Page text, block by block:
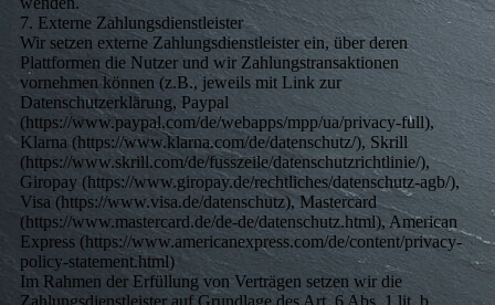
7. Externe Zahlungsdienstleister
Wir setzen externe Zahlungsdienstleister ein, über deren
Plattformen die Nutzer und wir Zahlungstransaktionen
vornehmen können (z.B., jeweils mit Link zur
Datenschutzerklärung, Paypal
(https://www.paypal.com/de/webapps/mpp/ua/privacy-full),
Klarna (https://www.klarna.com/de/datenschutz/), Skrill
(https://www.skrill.com/de/fusszeile/datenschutzrichtlinie/),
Giropay (https://www.giropay.de/rechtliches/datenschutz-agb/),
Visa (https://www.visa.de/datenschutz), Mastercard
(https://www.mastercard.de/de-de/datenschutz.html), American
Express (https://www.americanexpress.com/de/content/privacy-
policy-statement.html)
Im Rahmen der Erfüllung von Verträgen setzen wir die